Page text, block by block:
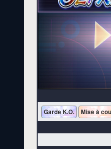
Garde K.O. Mise à